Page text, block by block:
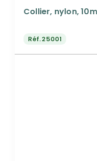
Collier, nylon,
Réf.25001